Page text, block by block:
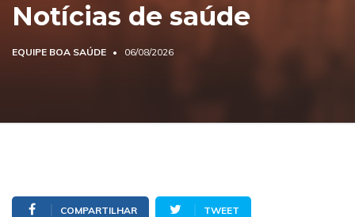
Notícias de saúde
EQUIPE BOA SAÚDE 06/08/2026
COMPARTILHAR TWEET